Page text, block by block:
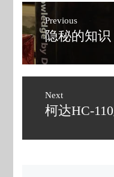
文
章
导
航
Previous
Previous
post:
隐秘的知识
Next
Next
柯达HC-